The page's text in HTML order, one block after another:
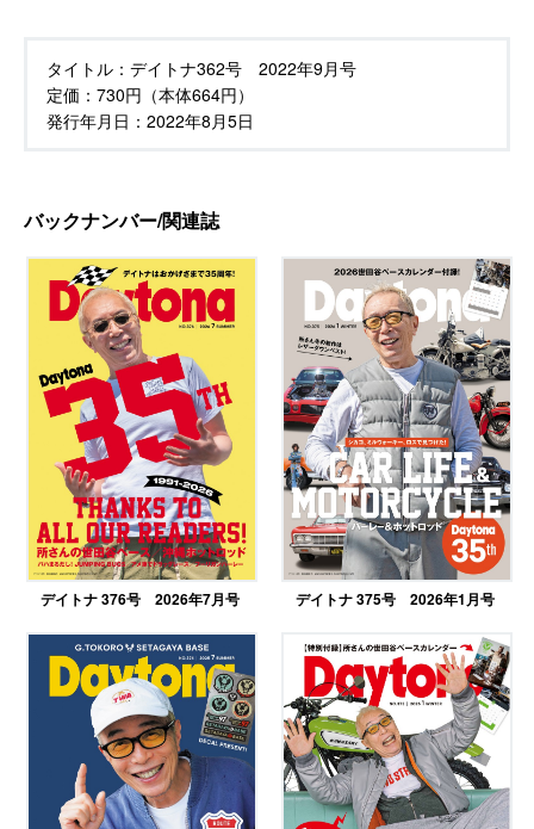
タイトル： デイトナ362号 2022年9月号
定価： 730円（本体664円）
発行年月日： 2022年8月5日
バックナンバー/関連誌
デイトナ 376号 2026年7月号 デイトナ 375号 2026年1月号